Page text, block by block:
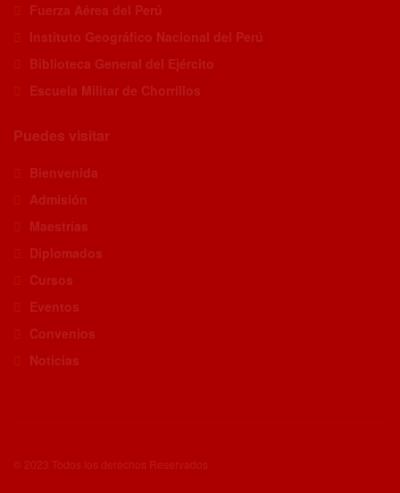
Fuerza Aérea del Perú
Instituto Geográfico Nacional del Perú
Biblioteca General del Ejército
Escuela Militar de Chorrillos
Puedes visitar
Bienvenida
Admisión
Maestrías
Diplomados
Cursos
Eventos
Convenios
Noticias
© 2023 Todos los derechos Reservados